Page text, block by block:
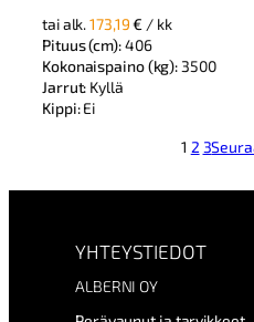
tai alk.173,19€ / kk
Pituus (cm):406
Kokonaispaino (kg): 3500
Jarrut: Kyllä
Kippi:Ei
1 2 3
YHTEYSTIEDOT
ALBERNI OY